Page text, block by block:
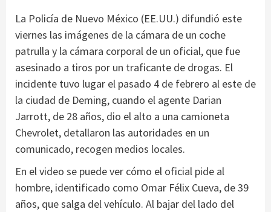
La Policía de Nuevo México (EE.UU.) difundió este
viernes las imágenes de la cámara de un coche
patrulla y la cámara corporal de un oficial, que fue
asesinado a tiros por un traficante de drogas. El
incidente tuvo lugar el pasado 4 de febrero al este de
la ciudad de Deming, cuando el agente Darian
Jarrott, de 28 años, dio el alto a una camioneta
Chevrolet, detallaron las autoridades en un
comunicado, recogen medios locales.
En el video se puede ver cómo el oficial pide al
hombre, identificado como Omar Félix Cueva, de 39
años, que salga del vehículo. Al bajar del lado del